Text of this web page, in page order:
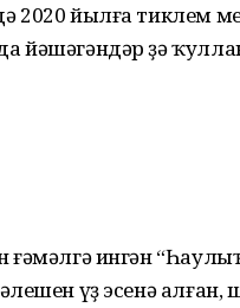
2020 йылға тиклем
йәшәгәндәр ҙә
ингән
үҙ эсенә алған,